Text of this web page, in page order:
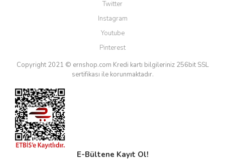
Twitter
Instagram
Youtube
Pinterest
Copyright 2021 © ernshop.com Kredi kartı bilgileriniz 256bit SSL
sertifikası ile korunmaktadır.
E-Bültene Kayıt Ol!